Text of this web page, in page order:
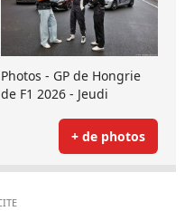
Photos - GP de Hongrie
de F1 2026 - Jeudi
+ de photos